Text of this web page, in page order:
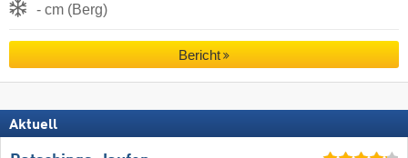
- cm (Berg)
Bericht
Aktuell